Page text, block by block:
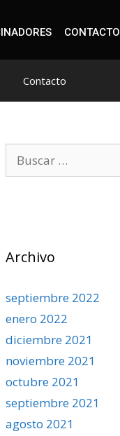
CONTACTO
Contacto
Archivo
septiembre 2022
enero 2022
diciembre 2021
noviembre 2021
octubre 2021
septiembre 2021
agosto 2021